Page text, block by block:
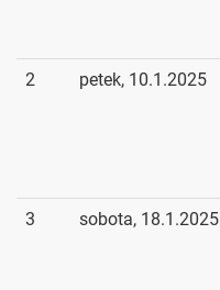
2 petek, 10.1.2025
3 sobota, 18.1.2025